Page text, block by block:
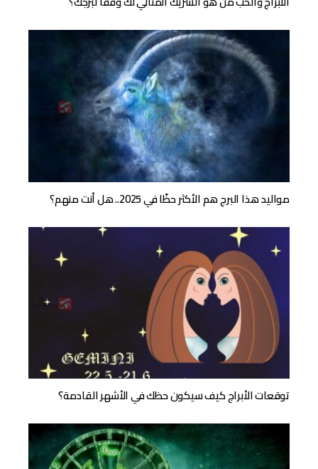
مواليد هذا البرج هم الأكثر حظًا في 2025.. هل أنت منهم؟
توقعات الأبراج كيف سيكون حظك في الأشهر القادمة؟